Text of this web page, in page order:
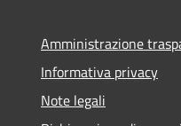
Amministrazione
Informativa privacy
Note legali